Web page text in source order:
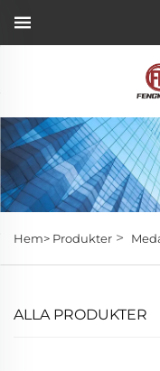
Hem> Produkter >
ALLA PRODUKTER